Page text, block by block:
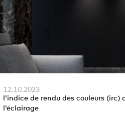
12.10.2023
l'indice de rendu des couleurs (irc)
l'éclairage